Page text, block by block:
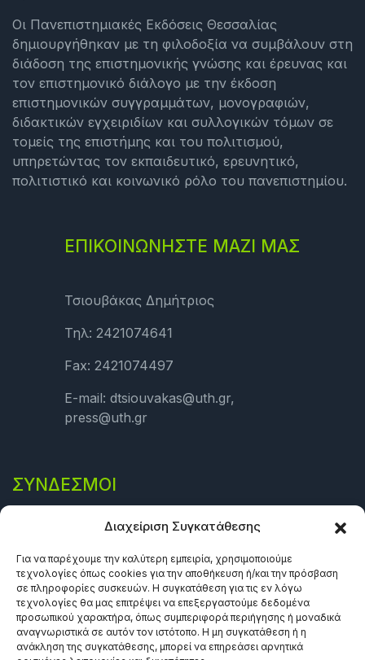
Διαχείριση Συγκατάθεσης
Για να παρέχουμε την καλύτερη εμπειρία, χρησιμοποιούμε
τεχνολογίες όπως cookies για την αποθήκευση ή/και την πρόσβαση
σε πληροφορίες συσκευών. Η συγκατάθεση για τις εν λόγω
τεχνολογίες θα μας επιτρέψει να επεξεργαστούμε δεδομένα
προσωπικού χαρακτήρα, όπως συμπεριφορά περιήγησης ή μοναδικά
αναγνωριστικά σε αυτόν τον ιστότοπο. Η μη συγκατάθεση ή η
ανάκληση της συγκατάθεσης, μπορεί να επηρεάσει αρνητικά
Οι Πανεπιστημιακές Εκδόσεις Θεσσαλίας
δημιουργήθηκαν με τη φιλοδοξία να συμβάλουν στη
διάδοση της επιστημονικής γνώσης και έρευνας και
τον επιστημονικό διάλογο με την έκδοση
επιστημονικών συγγραμμάτων, μονογραφιών,
διδακτικών εγχειριδίων και συλλογικών τόμων σε
τομείς της επιστήμης και του πολιτισμού,
υπηρετώντας τον εκπαιδευτικό, ερευνητικό,
πολιτιστικό και κοινωνικό ρόλο του πανεπιστημίου.
ΕΠΙΚΟΙΝΩΝΗΣΤΕ ΜΑΖΙ ΜΑΣ
Τσιουβάκας Δημήτριος
Τηλ: 2421074641
Fax: 2421074497
E-mail: dtsiouvakas@uth.gr,
press@uth.gr
ΣΎΝΔΕΣΜΟΙ
Πολιτική Cookies (ΕΕ)